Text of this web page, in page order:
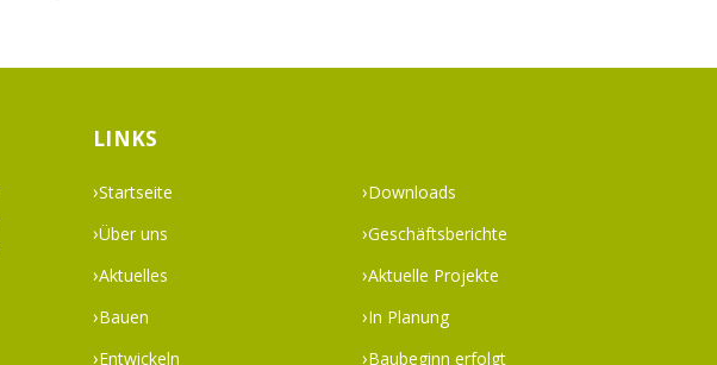
LINKS
Startseite
Über uns
Aktuelles
Bauen
Entwickeln
Downloads
Geschäftsberichte
Aktuelle Projekte
In Planung
Baubeginn erfolgt